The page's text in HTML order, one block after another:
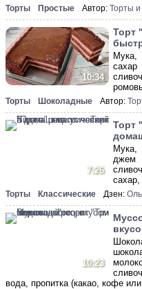
Торты Простые Автор: Торты
10:34
Торт
Мука,
Торты Шоколадные Автор:
7:26
Торт
Мука,
джем
Торты Классические Дзен:
10:23
вода, пропитка (какао, кофе